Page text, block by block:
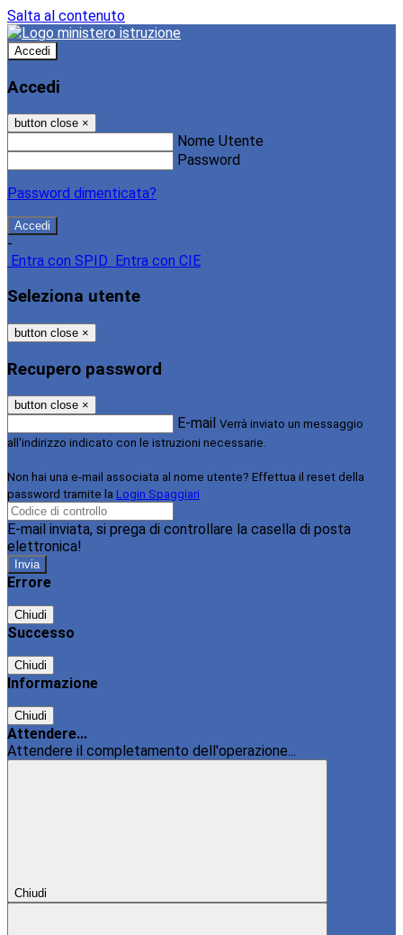
Salta al contenuto
Accedi
Accedi
button close ×
Nome Utente
Password
Password dimenticata?
-
Entra con SPID
Entra con CIE
Seleziona utente
button close ×
Recupero password
button close ×
E-mail Verrà inviato un messaggio
all'indirizzo indicato con le istruzioni necessarie.
Non hai una e-mail associata al nome utente? Effettua il reset della
password tramite la Login Spaggiari
E-mail inviata, si prega di controllare la casella di posta
elettronica!
Errore
Chiudi
Successo
Chiudi
Informazione
Chiudi
Attendere...
Attendere il completamento dell'operazione...
Chiudi